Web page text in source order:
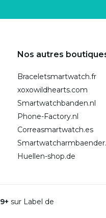
Nos autres
Braceletsmartwatch.fr
xoxowildhearts.com
Smartwatchbanden.nl
Phone-Factory.nl
Correasmartwatch.es
Huellen-shop.de
9+sur Label de